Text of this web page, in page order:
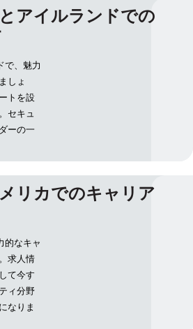
アイルランドでの
で、魅力
しょ
トを設
セキュ
ーの一
リカでのキャリア
的なキャ
求人情
て今す
ィ分野
なりま